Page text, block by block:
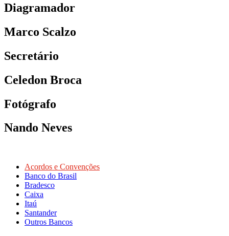
Diagramador
Marco Scalzo
Secretário
Celedon Broca
Fotógrafo
Nando Neves
Acordos e Convenções
Banco do Brasil
Bradesco
Caixa
Itaú
Santander
Outros Bancos